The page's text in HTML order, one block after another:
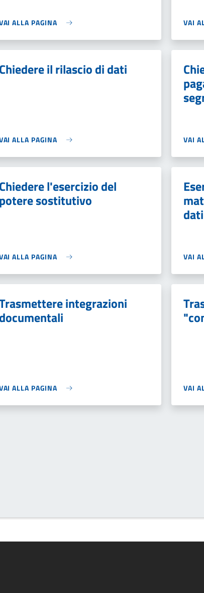
ALLA PAGINA VAI
Chiedere il rilascio di dati
ALLA PAGINA VAI
Chiedere l'esercizio del
potere sostitutivo
ALLA PAGINA VAI
integrazioni
documentali
ALLA PAGINA VAI